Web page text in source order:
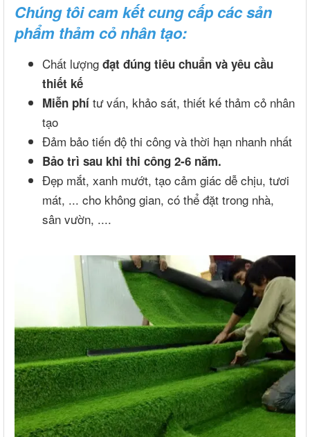
Chúng tôi cam kết cung cấp các sản
phẩm thảm cỏ nhân tạo:
Chất lượng đạt đúng tiêu chuẩn và yêu cầu
thiết kế
Miễn phí tư vấn, khảo sát, thiết kế thảm cỏ nhân
tạo
Đảm bảo tiến độ thi công và thời hạn nhanh nhất
Bảo trì sau khi thi công 2-6 năm.
Đẹp mắt, xanh mướt, tạo cảm giác dễ chịu, tươi
mát, ... cho không gian, có thể đặt trong nhà,
sân vườn, ....